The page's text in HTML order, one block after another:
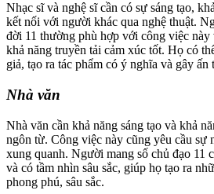
Nhạc sĩ và nghệ sĩ cần có sự sáng tạo,
kết nối với người khác qua nghệ thuật.
đời 11 thường phù hợp với công việc này
khả năng truyền tải cảm xúc tốt. Họ có
giả, tạo ra tác phẩm có ý nghĩa và gây ấn
Nhà văn
Nhà văn cần khả năng sáng tạo và khả
ngôn từ. Công việc này cũng yêu cầu sự
xung quanh. Người mang số chủ đạo 11
và có tầm nhìn sâu sắc, giúp họ tạo ra
phong phú, sâu sắc.